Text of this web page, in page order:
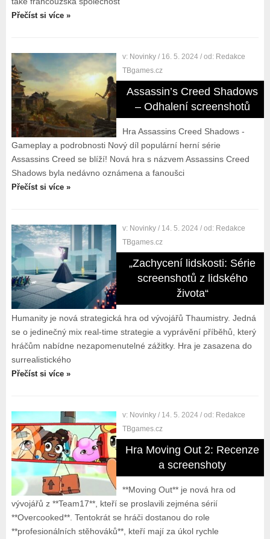
Přečíst si více »
v: Novinky / 16. 5. 2024 / od: Redakce
TBgames.cz
Assassin’s Creed Shadows
– Odhalení screenshotů
Hra Assassins Creed Shadows -
Gameplay a podrobnosti Nový díl populární herní série
Assassins Creed se blíží! Nová hra s názvem Assassins Creed
Shadows byla nedávno oznámena a fanoušci
Přečíst si více »
v: Novinky / 14. 5. 2024 / od: Redakce
TBgames.cz
„Zachycení lidskosti: Série
screenshotů z lidského
života“
Humanity je nová strategická hra od vývojářů Thaumistry. Jedná
se o jedinečný mix real-time strategie a vyprávění příběhů, který
hráčům nabídne nezapomenutelné zážitky. Hra je zasazena do
surrealistického
Přečíst si více »
v: Novinky / 14. 5. 2024 / od: Redakce
TBgames.cz
Hra Moving Out 2: Recenze
a screenshoty
**Moving Out** je nová hra od
vývojářů z **Team17**, kteří se proslavili zejména sérií
**Overcooked**. Tentokrát se hráči dostanou do role
**profesionálních stěhováků**, kteří mají za úkol rychle